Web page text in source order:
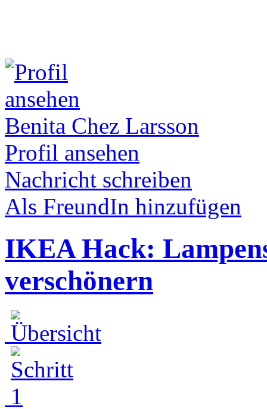
Benita Chez Larsson
Profil ansehen
Nachricht schreiben
Als FreundIn hinzufügen
IKEA Hack:
verschönern